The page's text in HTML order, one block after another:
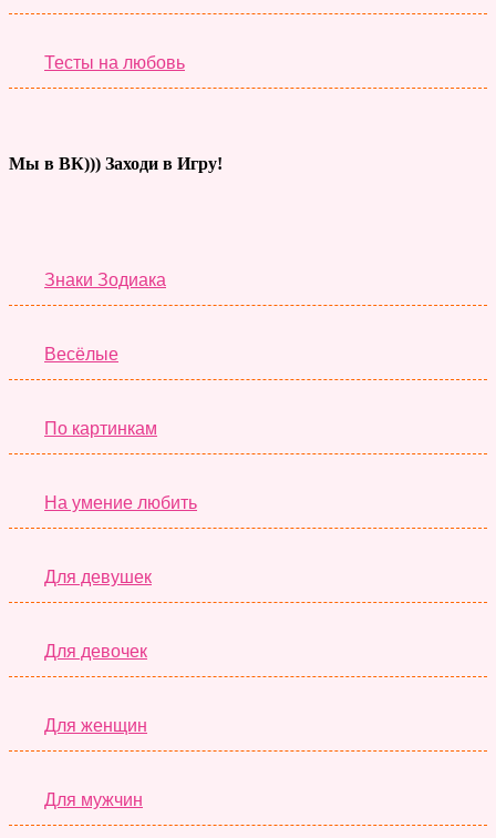
Тесты на любовь
Мы в ВК))) Заходи в Игру!
Знаки Зодиака
Весёлые
По картинкам
На умение любить
Для девушек
Для девочек
Для женщин
Для мужчин